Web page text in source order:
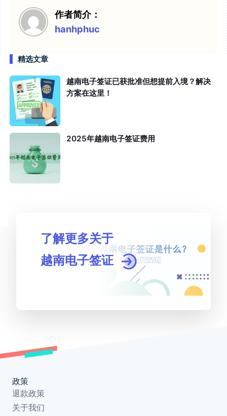
作者简介：
hanhphuc
精选文章
越南电子签证已获批准但想提前入境？解决
方案在这里！
2025年越南电子签证费用
了解更多关于
越南电子签证
政策
退款政策
关于我们